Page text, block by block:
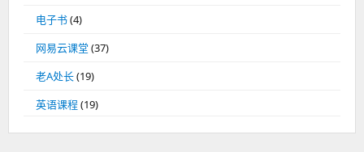
电子书(4)
网易云课堂 (37)
老A处长(19)
英语课程(19)